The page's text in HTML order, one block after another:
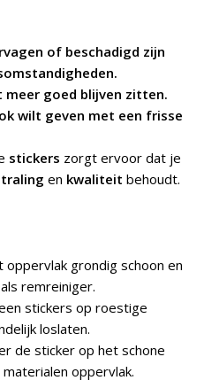
of beschadigd zijn
goed blijven zitten.
wilt geven met een frisse
stickers zorgt ervoor dat je
en kwaliteit behoudt.
oppervlak grondig schoon en
remreiniger.
stickers op roestige
loslaten.
de sticker op het schone
oppervlak.